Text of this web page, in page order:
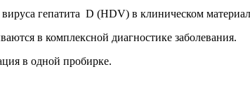
гепатита D (HDV) в клиническом
в комплексной диагностике заболевания.
в одной пробирке.